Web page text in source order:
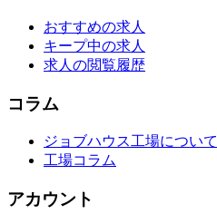
おすすめの求人
キープ中の求人
求人の閲覧履歴
コラム
ジョブハウス工場について
工場コラム
アカウント